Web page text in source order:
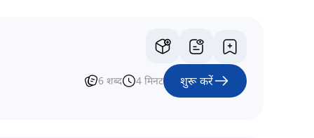
6 शब्द 4 मिनट शुरू करें